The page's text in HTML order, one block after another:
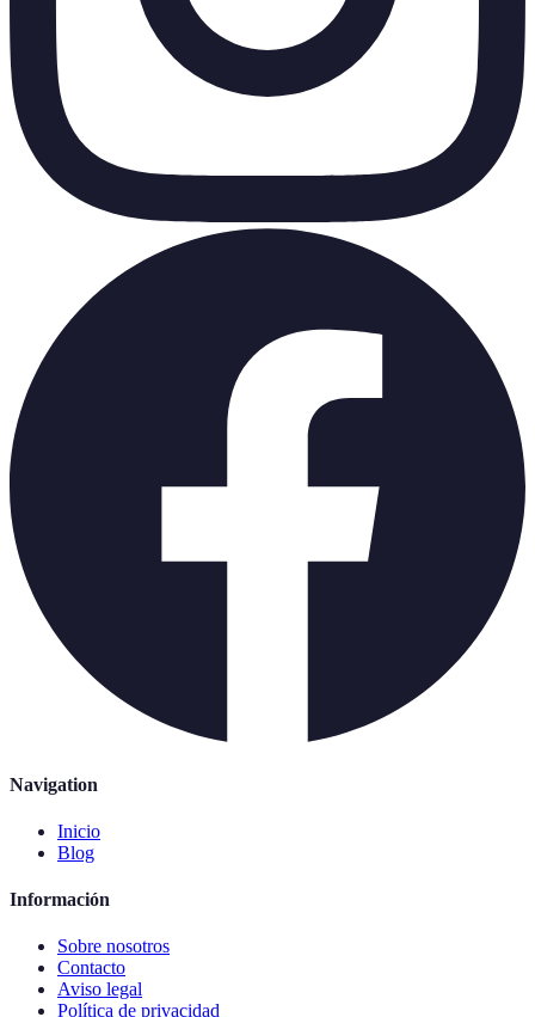
Navigation
Inicio
Blog
Información
Sobre nosotros
Contacto
Aviso legal
Política de privacidad